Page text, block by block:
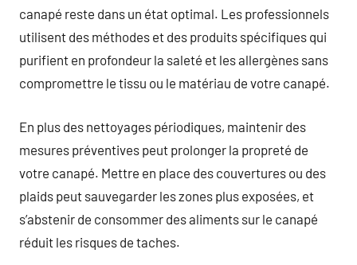
canapé reste dans un état optimal. Les professionnels
utilisent des méthodes et des produits spécifiques qui
purifient en profondeur la saleté et les allergènes sans
compromettre le tissu ou le matériau de votre canapé.
En plus des nettoyages périodiques, maintenir des
mesures préventives peut prolonger la propreté de
votre canapé. Mettre en place des couvertures ou des
plaids peut sauvegarder les zones plus exposées, et
s’abstenir de consommer des aliments sur le canapé
réduit les risques de taches.